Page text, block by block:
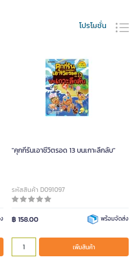
โปรโมชั่น
"คุกกี้รันเอาชีวิตรอด 13 บนเกาะลึกลับ"
รหัสสินค้า D091097
฿ 158.00 พร้อมจัดส่ง
เพิ่มสินค้า